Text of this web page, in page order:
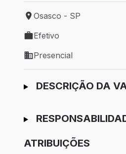
Local de trabalho: Osasco -
Osasco - SP
Tipo de vaga: Efetivo
Efetivo
Modelo de trabalho:
Presencial
Ir para candidatura
DESCRIÇÃO DA
ATRIBUIÇÕES